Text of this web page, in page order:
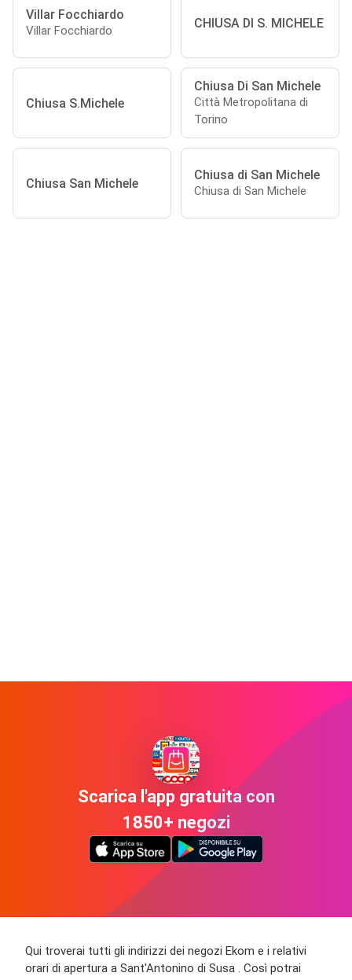
Villar Focchiardo
Villar Focchiardo CHIUSA DI S. MICHELE
Chiusa S.Michele
Chiusa Di San Michele
Città Metropolitana di
Torino
Chiusa San Michele
Chiusa di San Michele
Chiusa di San Michele
Scarica l'app gratuita con
1850+ negozi
Qui troverai tutti gli indirizzi dei negozi Ekom e i relativi
orari di apertura a Sant'Antonino di Susa . Così potrai